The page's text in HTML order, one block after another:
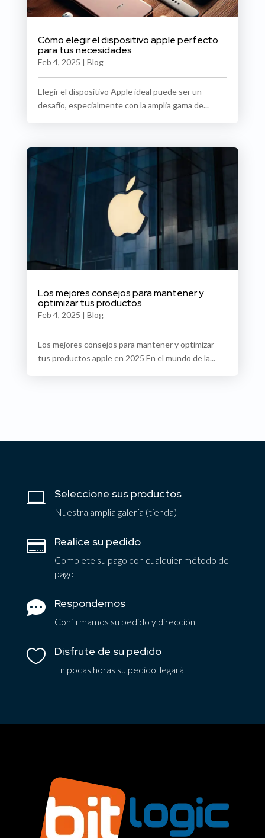
Cómo elegir el dispositivo apple perfecto
para tus necesidades
Feb 4, 2025 | Blog
Elegir el dispositivo Apple ideal puede ser un
desafío, especialmente con la amplia gama de...
Los mejores consejos para mantener y
optimizar tus productos
Feb 4, 2025 | Blog
Los mejores consejos para mantener y optimizar
tus productos apple en 2025 En el mundo de la...
 Seleccione sus productos
Nuestra amplia galería (tienda)
 Realice su pedido
Complete su pago con cualquier método de
pago
 Respondemos
Confirmamos su pedido y dirección
 Disfrute de su pedido
En pocas horas su pedido llegará